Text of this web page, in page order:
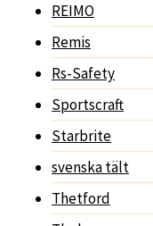
REIMO
Remis
Rs-Safety
Sportscraft
Starbrite
svenska tält
Thetford